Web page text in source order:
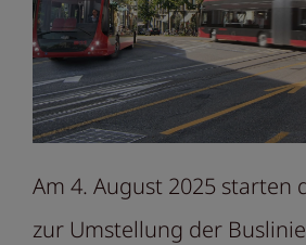
Am 4. August 2025 starten
zur Umstellung der